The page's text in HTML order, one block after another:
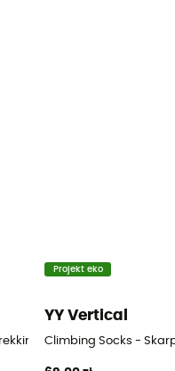
Projekt eko
YY Vertical
Climbing Socks -